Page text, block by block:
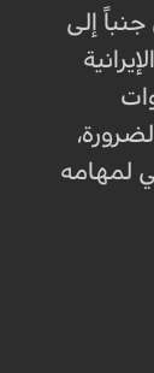
إلى
لمهامه